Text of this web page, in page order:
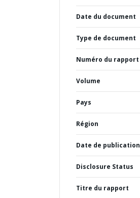
Date du document
Type de document
Numéro du rapport
Volume
Pays
Région
Date de publication
Disclosure Status
Titre du rapport